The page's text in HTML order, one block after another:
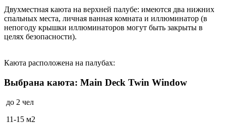
Двухместная каюта на верхней палубе: имеются два нижних
спальных места, личная ванная комната и иллюминатор (в
непогоду крышки иллюминаторов могут быть закрыты в
целях безопасности).
Каюта расположена на палубах:
Выбрана каюта: Main Deck Twin Window
до 2 чел
11-15 м2